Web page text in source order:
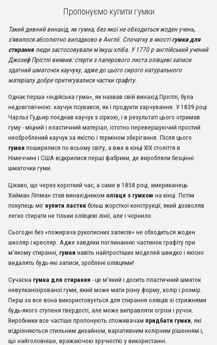
Пропонуємо купити гумки
Такий дивний винахід, як гумка, без якої не обходиться жоден учень,
з'явилося абсолютно випадково в Англії. Спочатку в якостігумки для
стираннялюди застосовували м'якуш хліба. У 1770 р англійський учений
Джозеф Прістлі виявив: стерти з паперового листа олівцеві записи
здатний шматочок каучуку, адже до цього сирого натурального
матеріалу добре притягувалися частки графіту.
Однак перша «індійська гума», як назвав свій винахід Прістлі, була
недовговічною: каучук псувався, як і продукти харчування. У 1839 році
Чарльз Гудьир поєднав каучук з сіркою, і в результаті цього отримав
гуму - міцний і еластичний матеріал, істотно перевершуючий простий
необроблений каучук за якістю і терміном зберігання. Після цього
гумки поширилися по всьому світу, а вже в кінці XIX століття в
Німеччині і США відкрилися перші фабрики, де виробляли безцінні
шматочки гуми.
Цікаво, що через короткий час, а саме в 1858 році, американець
Хайман Ліпман став винахідником олівця з гумкою на кінці. Потім
покупець міг купити ластикбільш жорсткої конструкції, який дозволяв
легко стирати не тільки олівцеві лінії, але і чорнило.
Сьогодні без «пожирача рукописних записів» не обходиться жоден
школяр і кресляр. Адже завдяки поглинанню частинок графіту при
м'якому стиранні, гумки навіть найпростіших моделей швидко і якісно
видалять будь-які записи, зроблені олівцями!
Сучасна гумка для стирання - це м'який і досить пластичний шматок
невулканізірованої гуми, який може мати різну форму, колір і розмір.
Перш за все вона використовується для стирання олівців зі стрижнями
будь-якого ступеня твердості, але може виправляти огріхи і ручок.
Виробники все частіше пропонують споживачам придбати гумки , які
відрізняються стильним дизайном, варіативним колірним рішенням і,
що найголовніше, вражаючою зручністю у використанні.